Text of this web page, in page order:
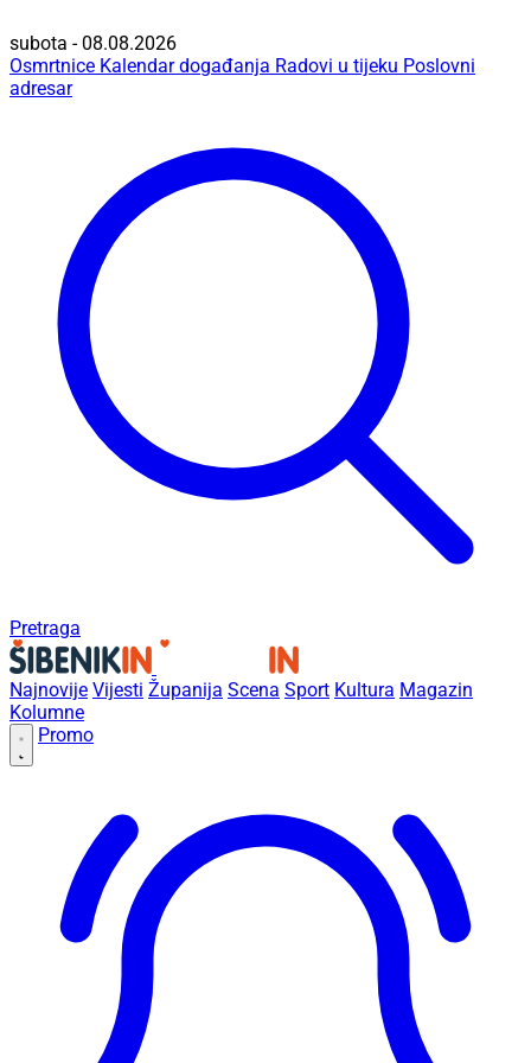
subota - 08.08.2026
Osmrtnice Kalendar događanja Radovi u tijeku Poslovni
adresar
Pretraga
Najnovije Vijesti Županija Scena Sport Kultura Magazin
Kolumne
Promo